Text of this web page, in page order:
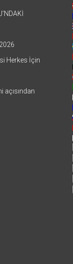
Herkes İçin
açısından